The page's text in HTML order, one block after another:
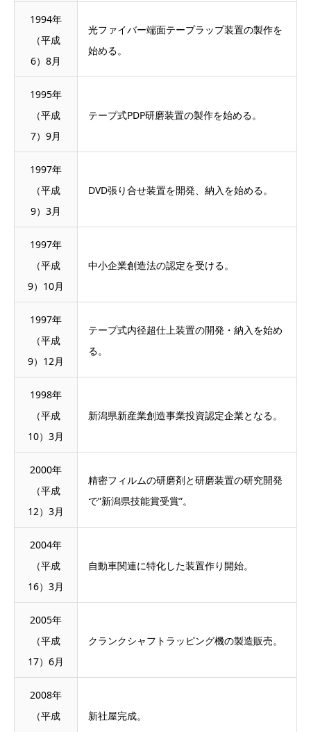
1994年
（平成
6）8月
光ファイバー端面テープラップ装置の製作を
始める。
1995年
（平成
7）9月
テープ式PDP研磨装置の製作を始める。
1997年
（平成
9）3月
DVD張り合せ装置を開発、納入を始める。
1997年
（平成
9）10月
中小企業創造法の認定を受ける。
1997年
（平成
9）12月
テープ式内径超仕上装置の開発・納入を始め
る。
1998年
（平成
10）3月
新潟県新産業創造事業投資認定企業となる。
2000年
（平成
12）3月
精密フィルムの研磨剤と研磨装置の研究開発
で”新潟県技能賞受賞”。
2004年
（平成
16）3月
自動車関連に特化した装置作り開始。
2005年
（平成
17）6月
クランクシャフトラッピング機の製造販売。
2008年
（平成
新社屋完成。